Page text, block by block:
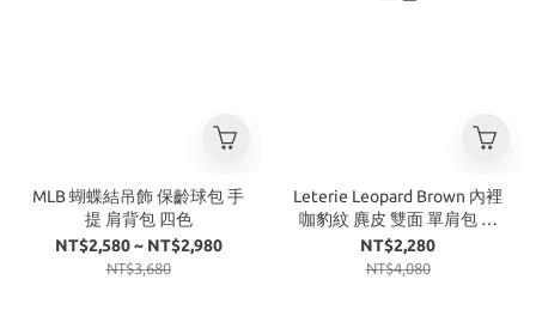
MLB 蝴蝶結吊飾 保齡球包 手
提 肩背包 四色
NT$2,580 ~ NT$2,980
NT$3,680
Leterie Leopard Brown 內裡
咖豹紋 麂皮 雙面 單肩包 三
色
NT$2,280
NT$4,080